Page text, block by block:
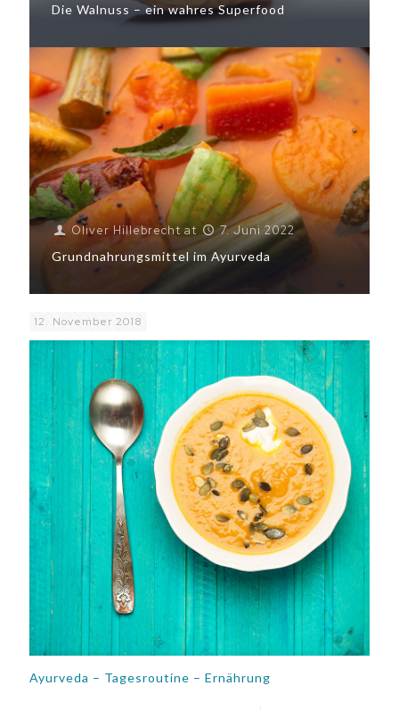
Die Walnuss – ein wahres Superfood
Oliver Hillebrecht at
7. Juni 2022
Grundnahrungsmittel im Ayurveda
12. November 2018
Ayurveda – Tagesroutine – Ernährung